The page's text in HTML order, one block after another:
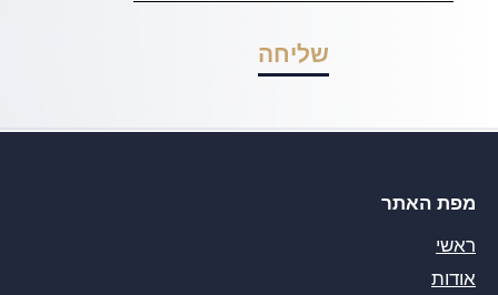
מפת האתר
ראשי
אודות